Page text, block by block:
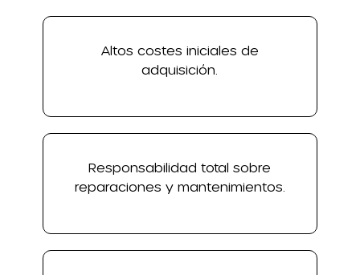
Altos costes iniciales de
adquisición.
Responsabilidad total sobre
reparaciones y mantenimientos.